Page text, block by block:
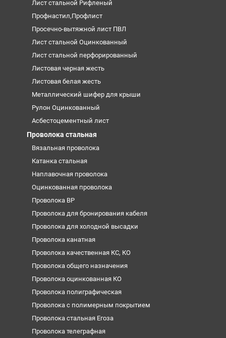
Лист стальной Рифленый
Профнастил,Профлист
Просечно-вытяжной лист ПВЛ
Лист стальной Оцинкованный
Лист стальной перфорированный
Листовая черная жесть
Листовая белая жесть
Металлический шифер для крыши
Рулон Оцинкованный
Асбестоцементный лист
Проволока стальная
Вязальная проволока
Катанка стальная
Наплавочная проволока
Оцинкованная проволока
Проволока ВР
Проволока для бронирования кабеля
Проволока для холодной высадки
Проволока канатная
Проволока качественная КС, КО
Проволока общего назначения
Проволока оцинкованная КО
Проволока полиграфическая
Проволока с полимерным покрытием
Проволока стальная Егоза
Проволока телеграфная